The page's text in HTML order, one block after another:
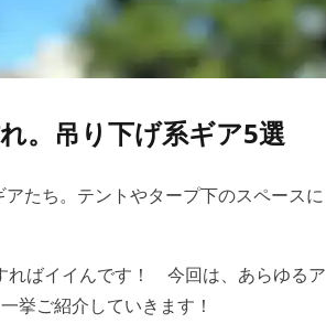
。吊り下げ系ギア5選
たち。テントやタープ下のスペースに
ればイイんです！ 今回は、あらゆるア
挙ご紹介していきます！